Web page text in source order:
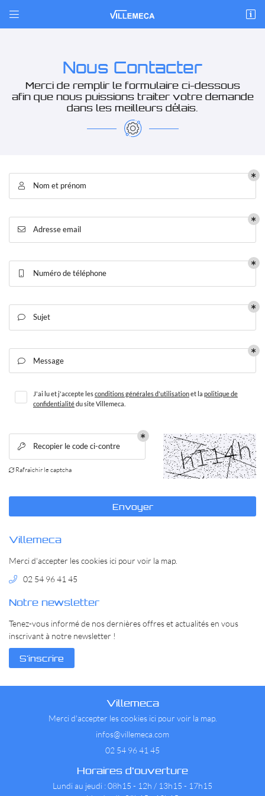

USINAGE
EN IMAGE

02 54 96 41
 Adresse email de réception
 Recopier le code ci-contre
En cochant cette case, vous consentez à recevoir nos propositions commerciales à
Nous Contacter
Merci de remplir le formulaire ci-dessous
afin que nous puissions traiter votre demande
dans les meilleurs délais.
 Nom et prénom
 Adresse email
Numéro de téléphone
 Sujet
 Message
J'ai lu et j'accepte lesconditions générales d'utilisationet la politique de
confidentialitédu siteVillemeca
 Recopier le code ci-contre
 Rafraîchir le captcha
Envoyer
Villemeca
Merci d'accepter les cookies ici pour voir la map.
02 54 96 41 45
Notre newsletter
Tenez-vous informé de nos dernières offres et actualités en vous
inscrivant à notre newsletter !
S'inscrire
Villemeca
Merci d'accepter les cookies icipour voir la map.
02 54 96 41 45
Horaires d'ouverture
Lundi au jeudi : 08h15 - 12h / 13h15 - 17h15